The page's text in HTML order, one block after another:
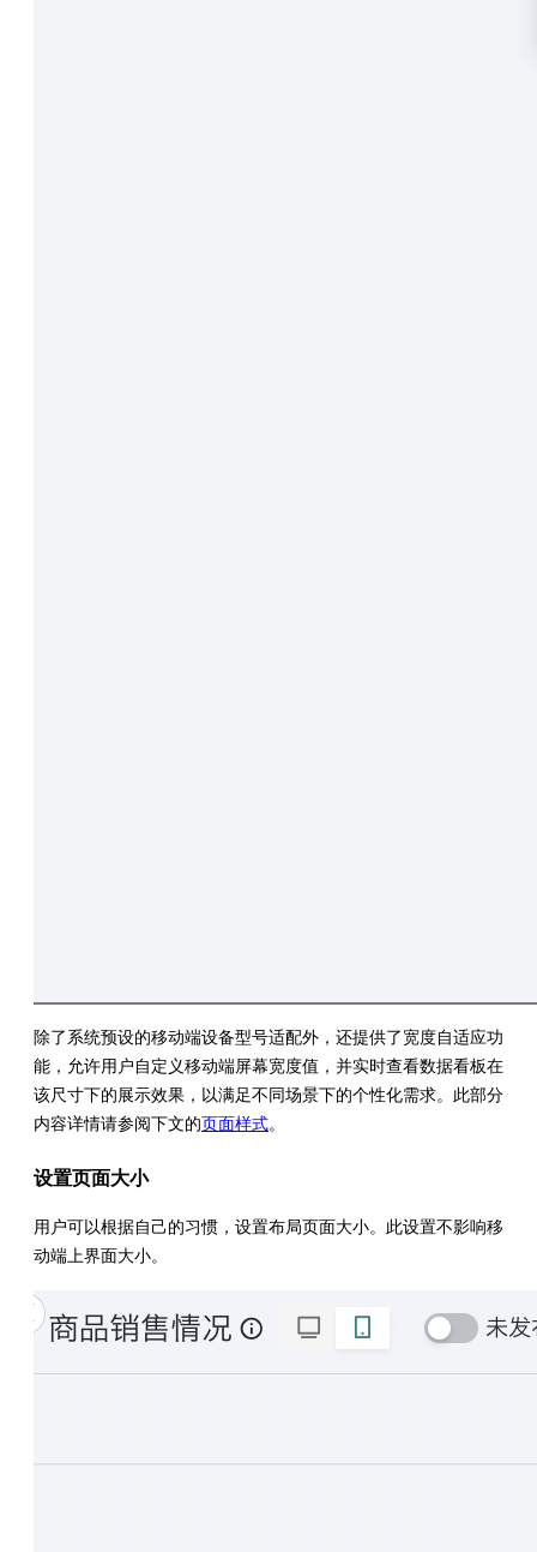
除了系统预设的移动端设备型号适配外，还提供了宽度自适应功
能，允许用户自定义移动端屏幕宽度值，并实时查看数据看板在
该尺寸下的展示效果，以满足不同场景下的个性化需求。此部分
内容详情请参阅下文的页面样式。
设置页面大小
用户可以根据自己的习惯，设置布局页面大小。此设置不影响移
动端上界面大小。